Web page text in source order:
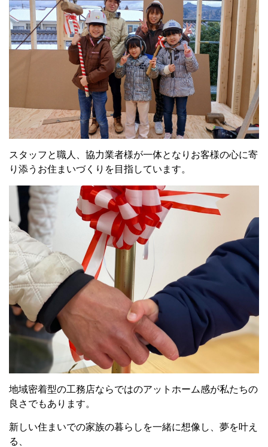
スタッフと職人、協力業者様が一体となりお客様の心に寄
り添うお住まいづくりを目指しています。
地域密着型の工務店ならではのアットホーム感が私たちの
良さでもあります。
新しい住まいでの家族の暮らしを一緒に想像し、夢を叶え
る、